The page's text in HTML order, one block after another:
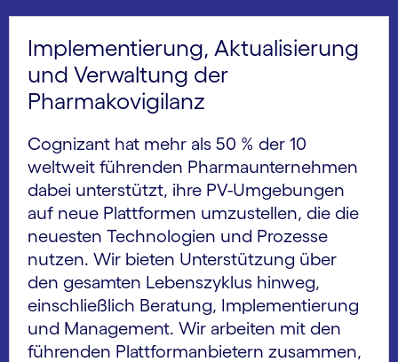
Implementierung, Aktualisierung
und Verwaltung der
Pharmakovigilanz
Cognizant hat mehr als 50 % der 10
weltweit führenden Pharmaunternehmen
dabei unterstützt, ihre PV-Umgebungen
auf neue Plattformen umzustellen, die die
neuesten Technologien und Prozesse
nutzen. Wir bieten Unterstützung über
den gesamten Lebenszyklus hinweg,
einschließlich Beratung, Implementierung
und Management. Wir arbeiten mit den
führenden Plattformanbietern zusammen,